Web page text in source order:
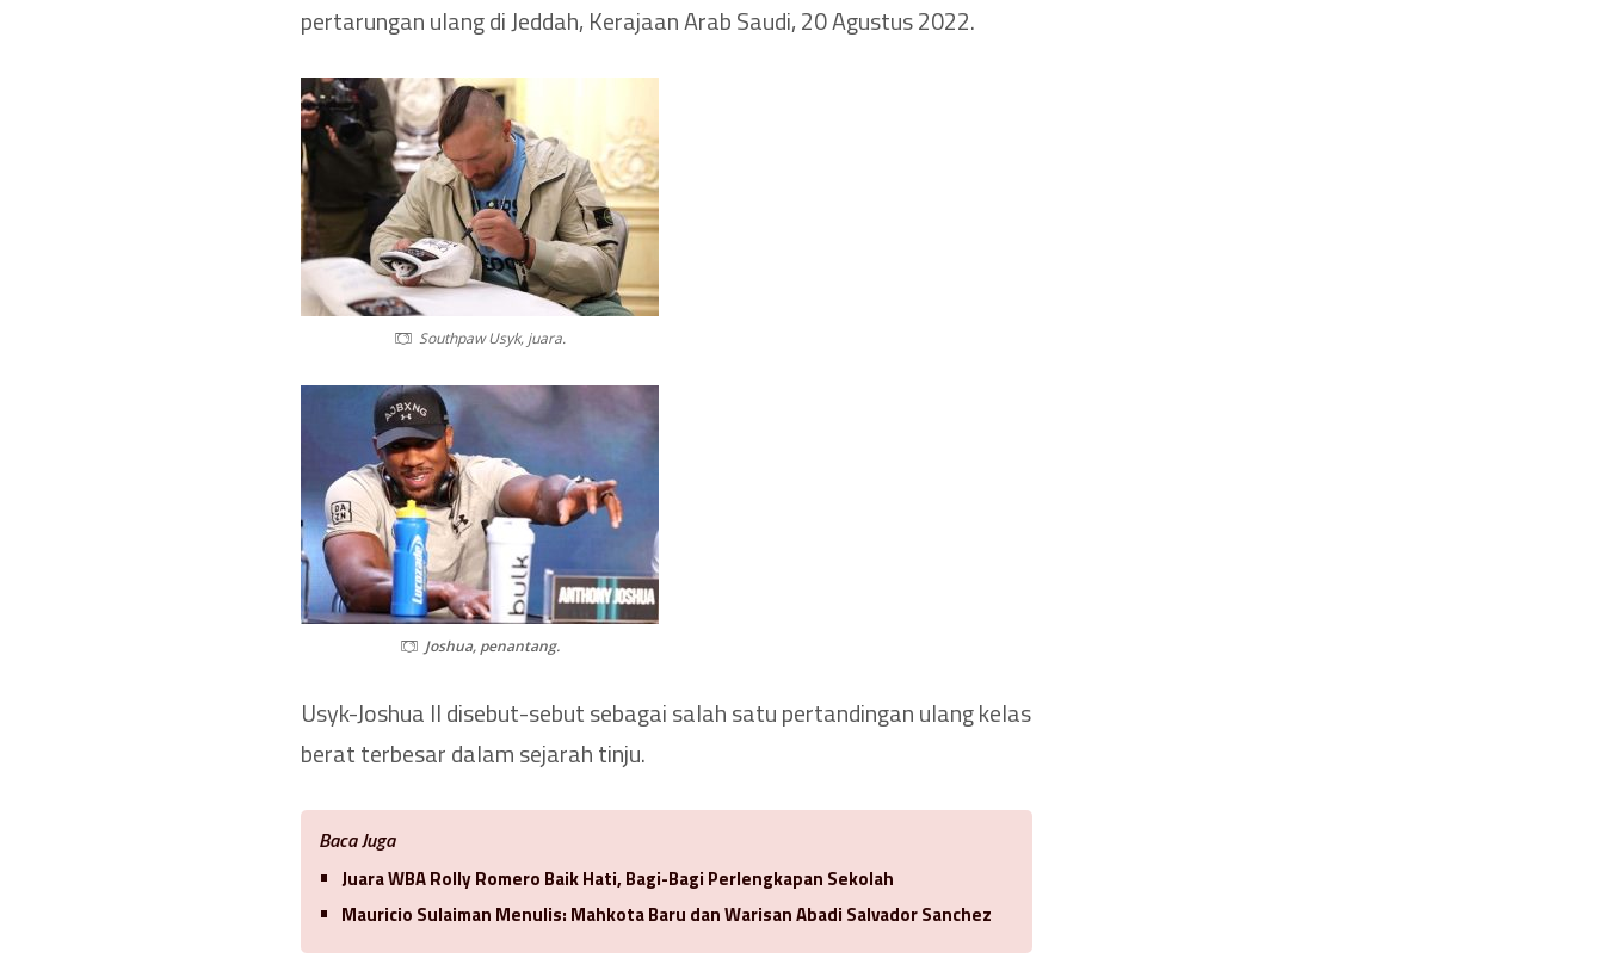
pertarungan ulang di Jeddah, Kerajaan Arab Saudi, 20 Agustus 2022.
Southpaw Usyk, juara.
Joshua, penantang.
Usyk-Joshua II disebut-sebut sebagai salah satu pertandingan ulang kelas
berat terbesar dalam sejarah tinju.
Baca Juga
Juara WBA Rolly Romero Baik Hati, Bagi-Bagi Perlengkapan Sekolah
Mauricio Sulaiman Menulis: Mahkota Baru dan Warisan Abadi Salvador Sanchez